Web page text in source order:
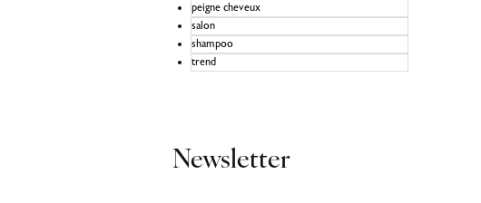
peigne cheveux
salon
shampoo
trend
Newsletter